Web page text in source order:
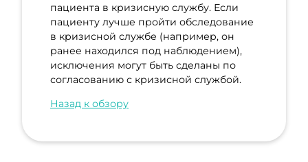
пациента в кризисную службу. Если
пациенту лучше пройти обследование
в кризисной службе (например, он
ранее находился под наблюдением),
исключения могут быть сделаны по
согласованию с кризисной службой.
Назад к обзору